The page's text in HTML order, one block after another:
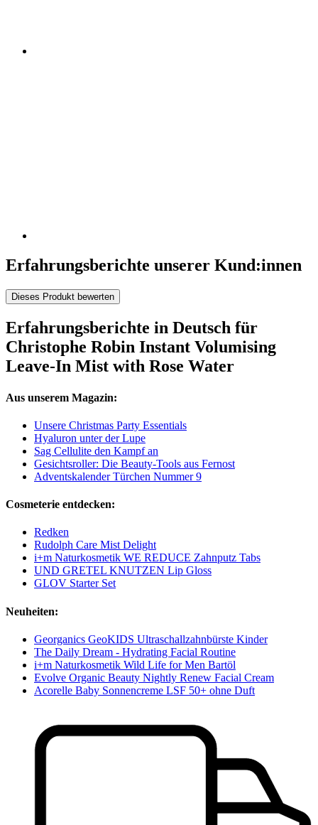
Erfahrungsberichte unserer Kund:innen
Dieses Produkt bewerten
Erfahrungsberichte in Deutsch für
Christophe Robin Instant Volumising
Leave-In Mist with Rose Water
Aus unserem Magazin:
Unsere Christmas Party Essentials
Hyaluron unter der Lupe
Sag Cellulite den Kampf an
Gesichtsroller: Die Beauty-Tools aus Fernost
Adventskalender Türchen Nummer 9
Cosmeterie entdecken:
Redken
Rudolph Care Mist Delight
i+m Naturkosmetik WE REDUCE Zahnputz Tabs
UND GRETEL KNUTZEN Lip Gloss
GLOV Starter Set
Neuheiten:
Georganics GeoKIDS Ultraschallzahnbürste Kinder
The Daily Dream - Hydrating Facial Routine
i+m Naturkosmetik Wild Life for Men Bartöl
Evolve Organic Beauty Nightly Renew Facial Cream
Acorelle Baby Sonnencreme LSF 50+ ohne Duft